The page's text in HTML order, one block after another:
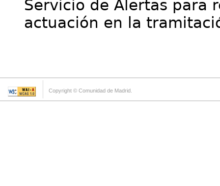
Servicio de Alertas para
actuación en la
Copyright © Comunidad de Madrid.